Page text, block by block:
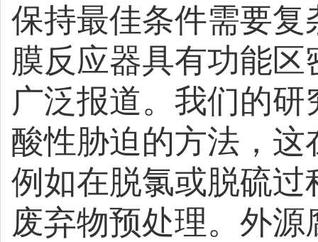
保持最佳条件需要
膜反应器具有功能
广泛报道。我们的
酸性胁迫的方法，
例如在脱氯或脱硫
废弃物预处理。外